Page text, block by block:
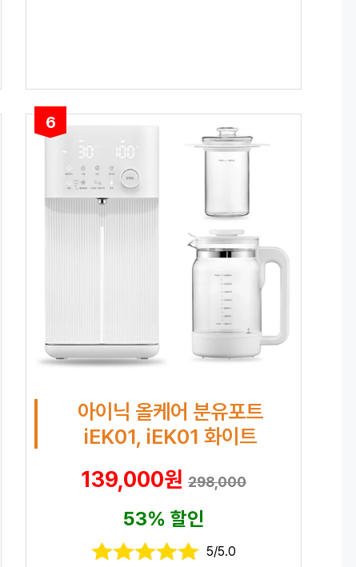
6
아이닉 올케어 분유포트
iEK01, iEK01 화이트
139,000원 298,000
53% 할인
5/5.0